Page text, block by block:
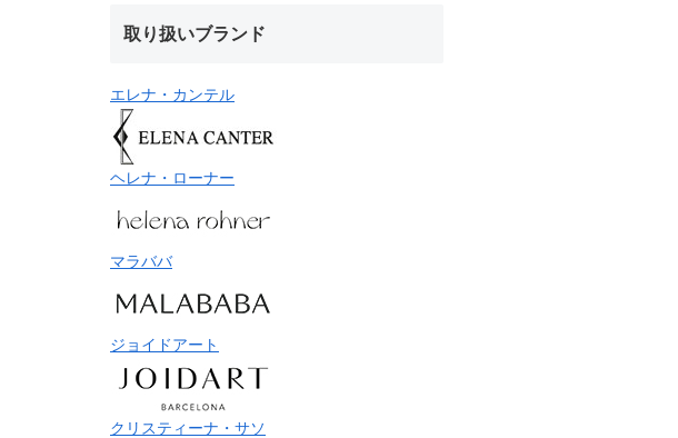
取り扱いブランド
エレナ・カンテル
ヘレナ・ローナー
マラババ
ジョイドアート
クリスティーナ・サソ